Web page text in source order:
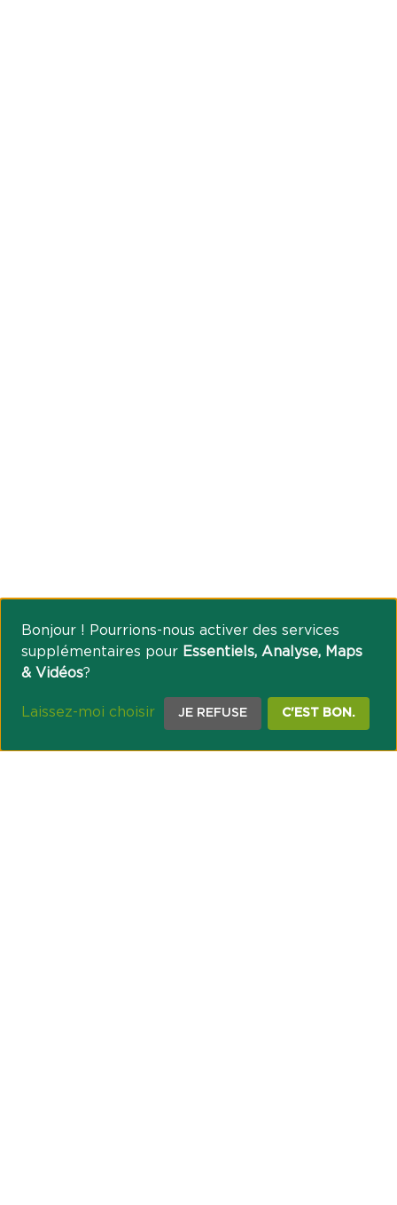
Bonjour ! Pourrions-nous activer des services
supplémentaires pour Essentiels, Analyse, Maps
& Vidéos?
Laissez-moi choisir JE REFUSE C'EST BON.